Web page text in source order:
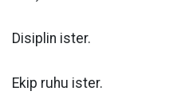
Disiplin ister.
Ekip ruhu ister.